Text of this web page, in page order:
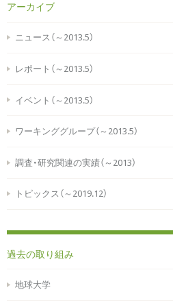
アーカイブ
ニュース（～2013.5）
レポート（～2013.5）
イベント（～2013.5）
ワーキンググループ（～2013.5）
調査・研究関連の実績（～2013）
トピックス（～2019.12）
過去の取り組み
地球大学